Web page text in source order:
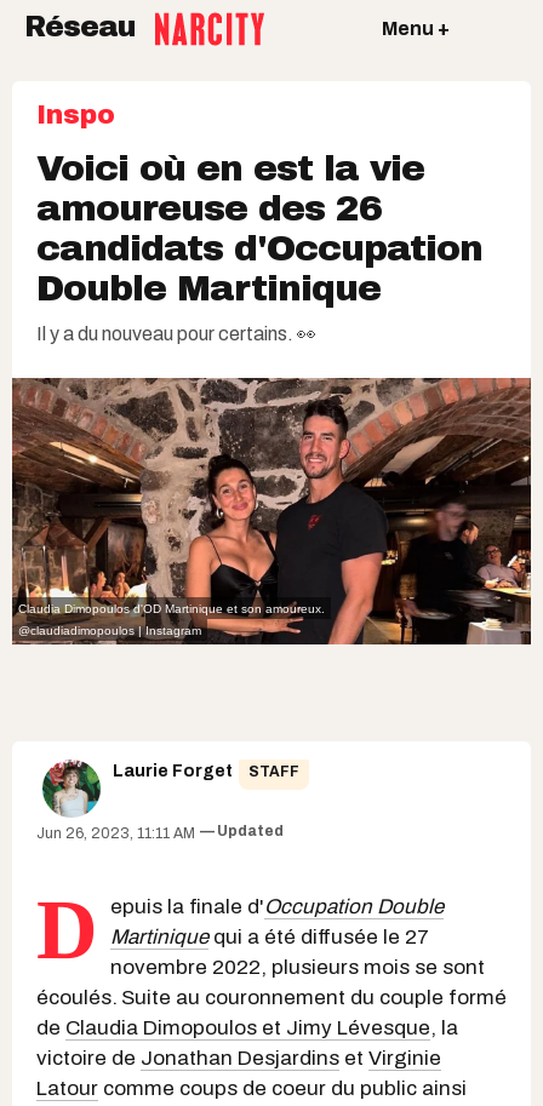
Réseau Menu +
Inspo
Voici où en est la vie
amoureuse des 26
candidats d'Occupation
Double Martinique
Il y a du nouveau pour certains. 👀
Claudia Dimopoulos d'OD Martinique et son amoureux.
@claudiadimopoulos | Instagram
Laurie Forget STAFF
Jun 26, 2023, 11:11 AM Updated
D epuis la finale d'Occupation Double
Martiniquequi a été diffusée le 27
novembre 2022, plusieurs mois se sont
écoulés. Suite au couronnement du couple formé
de Claudia Dimopoulos et Jimy Lévesque, la
victoire de Jonathan Desjardins et Virginie
Latour comme coups de coeur du public ainsi